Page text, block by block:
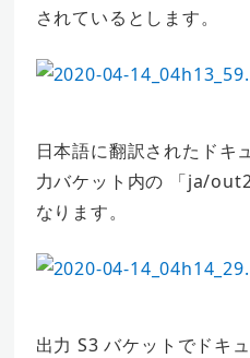
されているとします。
日本語に翻訳されたドキ
力バケット内の 「ja/
なります。
出力 S3 バケットでドキ